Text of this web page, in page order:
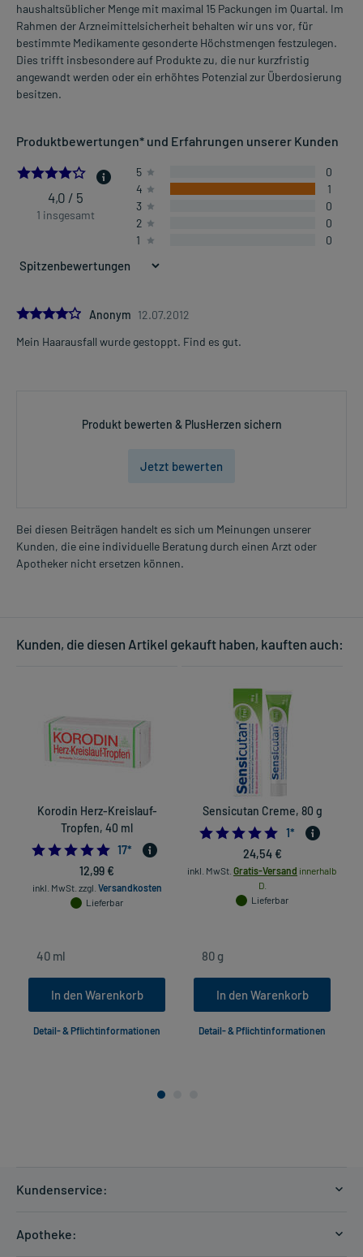
haushaltsüblicher Menge mit maximal 15 Packungen im Quartal. Im
Rahmen der Arzneimittelsicherheit behalten wir uns vor, für
bestimmte Medikamente gesonderte Höchstmengen festzulegen.
Dies trifft insbesondere auf Produkte zu, die nur kurzfristig
angewandt werden oder ein erhöhtes Potenzial zur Überdosierung
besitzen.
Produktbewertungen* und Erfahrungen unserer Kunden
4.0
4,0 / 5
1 insgesamt
5
0
4
1
3
0
2
0
1
0
4.0Anonym 12.07.2012
Mein Haarausfall wurde gestoppt. Find es gut.
Produkt bewerten & PlusHerzen sichern
Jetzt bewerten
Bei diesen Beiträgen handelt es sich um Meinungen unserer
Kunden, die eine individuelle Beratung durch einen Arzt oder
Apotheker nicht ersetzen können.
Kunden, die diesen Artikel gekauft haben, kauften auch:
Korodin Herz-Kreislauf-
Tropfen, 40 ml
5.0
17*
12,99 €
inkl. MwSt. zzgl. Versandkosten
Lieferbar
In den Warenkorb
Detail- & Pflichtinformationen
Sensicutan Creme, 80 g
5.0
1*
24,54 €
inkl. MwSt. Gratis-Versand innerhalb
D.
Lieferbar
In den Warenkorb
Detail- & Pflichtinformationen
Kundenservice:
Apotheke: